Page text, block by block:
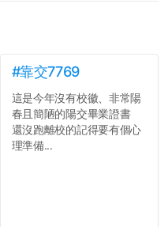
#靠交7769
這是今年沒有校徽、非常陽
春且簡陋的陽交畢業證書
還沒跑離校的記得要有個心
理準備...